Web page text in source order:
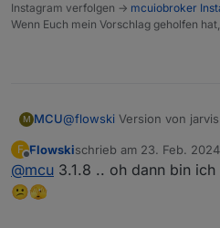
Instagram verfolgen -> mcuiobroker
Wenn Euch mein Vorschlag geholfen
M MCU@flowski Version von
v3/system-effektprog./v3-
F
Offline
Flowskischrieb am 23. Feb.
zuletzt editiert von
@mcu 3.1.8 .. oh dann bin
😕🫣